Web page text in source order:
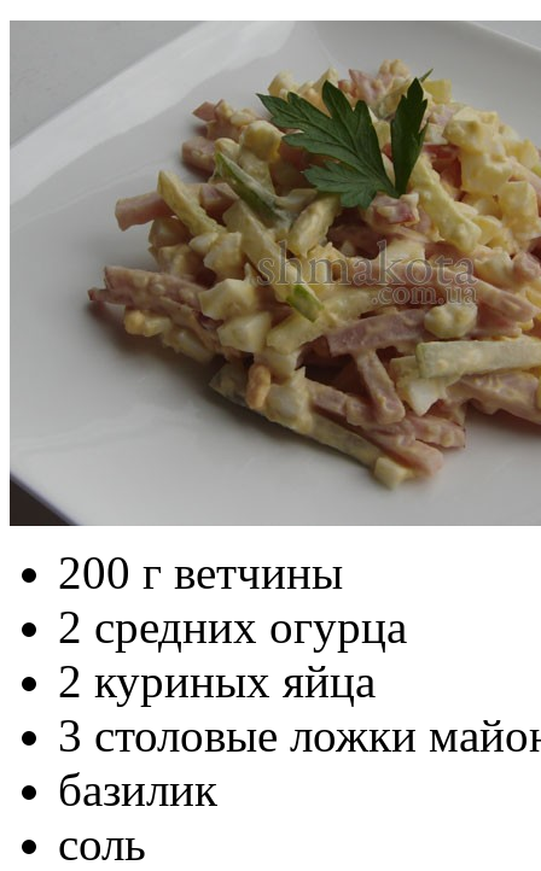
200 г ветчины
2 средних огурца
2 куриных яйца
3 столовые ложки
базилик
соль